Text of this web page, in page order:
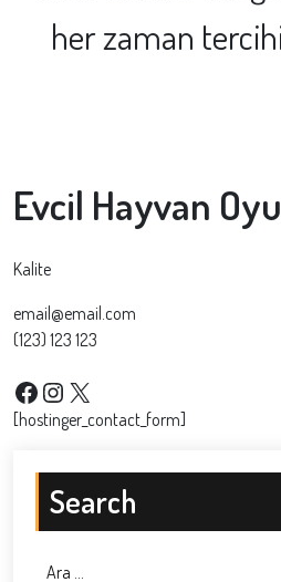
her zaman
Evcil Hayvan
Kalite
email@email.com
(123) 123 123
Facebook Instagram X
[hostinger_contact_form]
Search
Arama: